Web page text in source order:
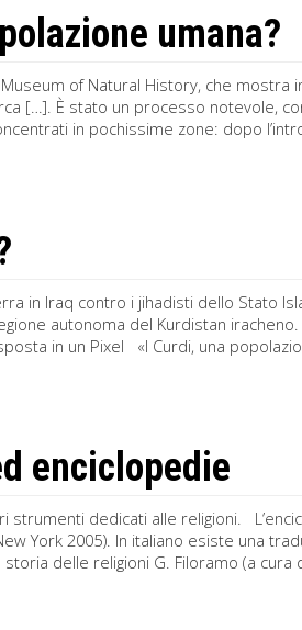
umana?
of Natural History, che mostra
[…]. È stato un processo notevole,
in pochissime zone: dopo
in Iraq contro i jihadisti dello Stato
autonoma del Kurdistan
in un Pixel «I Curdi, una
enciclopedie
dedicati alle religioni.
York 2005). In italiano esiste una
delle religioni G. Filoramo (a cura